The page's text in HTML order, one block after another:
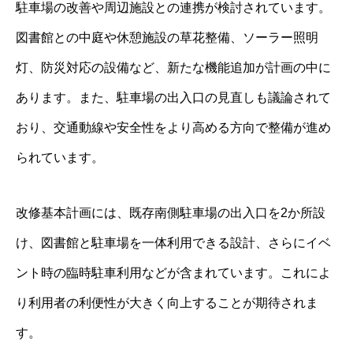
駐車場の改善や周辺施設との連携が検討されています。
図書館との中庭や休憩施設の草花整備、ソーラー照明
灯、防災対応の設備など、新たな機能追加が計画の中に
あります。また、駐車場の出入口の見直しも議論されて
おり、交通動線や安全性をより高める方向で整備が進め
られています。
改修基本計画には、既存南側駐車場の出入口を2か所設
け、図書館と駐車場を一体利用できる設計、さらにイベ
ント時の臨時駐車利用などが含まれています。これによ
り利用者の利便性が大きく向上することが期待されま
す。